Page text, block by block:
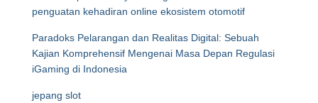
penguatan kehadiran online ekosistem otomotif
Paradoks Pelarangan dan Realitas Digital: Sebuah
Kajian Komprehensif Mengenai Masa Depan Regulasi
iGaming di Indonesia
jepang slot